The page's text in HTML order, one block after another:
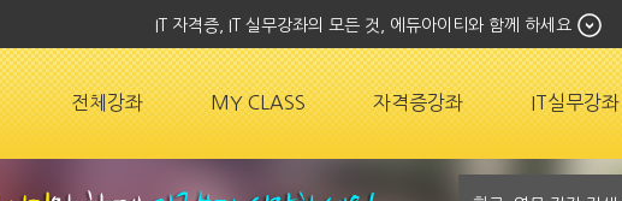
IT 자격증, IT 실무강좌의 모든 것, 에듀아이티와 함께 하세요
전체강좌 MY CLASS 자격증강좌 IT실무강좌